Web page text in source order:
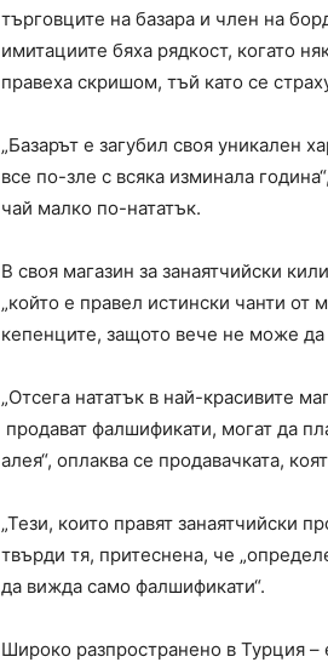
търговците на базара и член на
имитациите бяха рядкост, когато
правеха скришом, тъй като се
„Базарът е загубил своя уникален
все по-зле с всяка изминала
чай малко по-нататък.
В своя магазин за занаятчийски
„който е правел истински чанти от
кепенците, защото вече не може да
„Отсега нататък в най-красивите
продават фалшификати, могат да
алея“, оплаква се продавачката,
„Тези, които правят занаятчийски
твърди тя, притеснена, че
да вижда само фалшификати“.
Широко разпространено в Турция –